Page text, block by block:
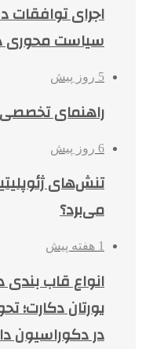
اجرای توافقات
سیاست محوری
5 روز پیش
راهنمای
6 روز پیش
تنش‌های
می‌برد؟
1 هفته پیش
انواع قاب بندی
یورتان دکارت؛
در دکوراسیون